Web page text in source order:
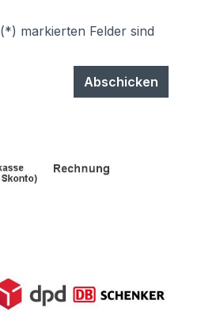
markierten Felder sind
Abschicken